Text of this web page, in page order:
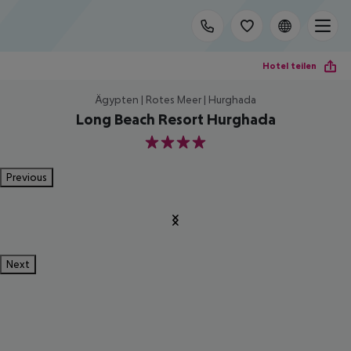
Hotel teilen
Ägypten | Rotes Meer | Hurghada
Long Beach Resort Hurghada
4
Previous
Next